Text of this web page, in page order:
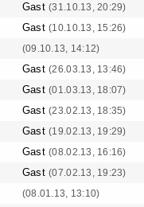
Gast(31.10.13, 20:29)
Gast(10.10.13, 15:26)
(09.10.13, 14:12)
Gast(26.03.13, 13:46)
Gast(01.03.13, 18:07)
Gast(23.02.13, 18:35)
Gast(19.02.13, 19:29)
Gast(08.02.13, 16:16)
Gast(07.02.13, 19:23)
(08.01.13, 13:10)